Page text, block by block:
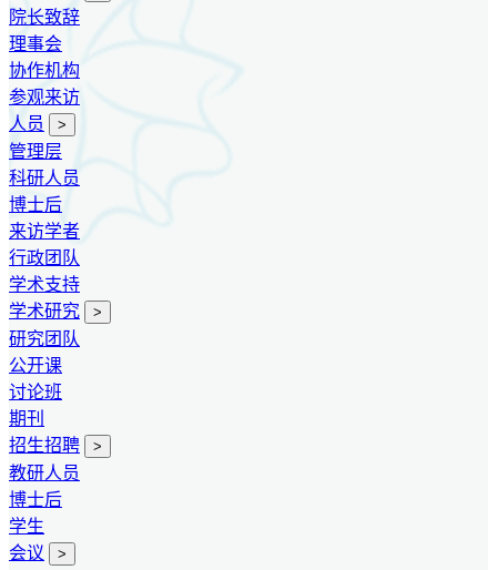
院长致辞
理事会
协作机构
参观来访
人员
>
管理层
科研人员
博士后
来访学者
行政团队
学术支持
学术研究
>
研究团队
公开课
讨论班
期刊
招生招聘
>
教研人员
博士后
学生
会议
>